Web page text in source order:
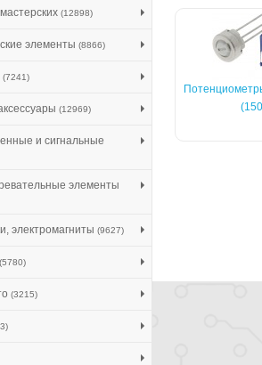
(12898)
элементы (8866)
(7241)
(12969)
и сигнальные
элементы
электромагниты (9627)
(5780)
(3215)